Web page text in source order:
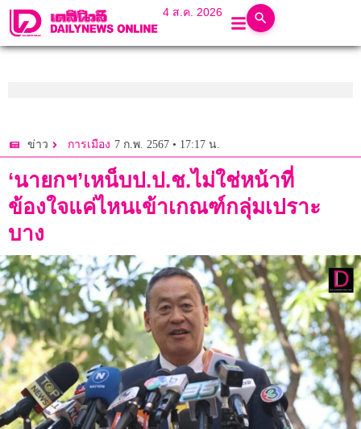
4 ส.ค. 2026
ข่าว การเมือง 7 ก.พ. 2567 • 17:17 น.
‘นายกฯ’เหน็บป.ป.ช.ไม่ใช่หน้าที่
ข้องใจแค่ไหนเข้าเกณฑ์กลุ่มเปราะ
บาง